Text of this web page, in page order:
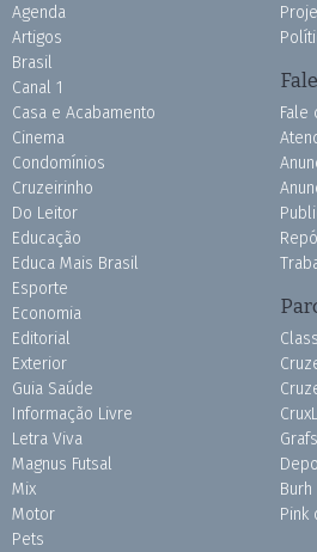
Agenda
Artigos
Brasil
Canal 1
Casa e Acabamento
Cinema
Condomínios
Cruzeirinho
Do Leitor
Educação
Educa Mais Brasil
Esporte
Economia
Editorial
Exterior
Guia Saúde
Informação Livre
Letra Viva
Magnus Futsal
Mix
Motor
Pets
Fale
Burh
Pink